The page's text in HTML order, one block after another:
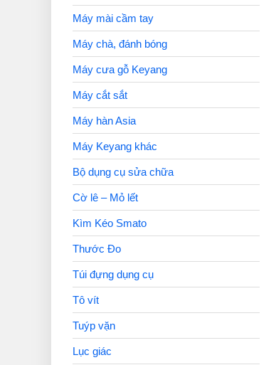
Máy mài cầm tay
Máy chà, đánh bóng
Máy cưa gỗ Keyang
Máy cắt sắt
Máy hàn Asia
Máy Keyang khác
Bộ dụng cụ sửa chữa
Cờ lê – Mỏ lết
Kìm Kéo Smato
Thước Đo
Túi đựng dụng cụ
Tô vít
Tuýp vặn
Lục giác